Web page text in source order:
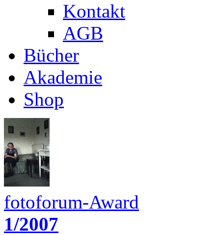
Kontakt
AGB
Bücher
Akademie
Shop
fotoforum-Award
1/2007